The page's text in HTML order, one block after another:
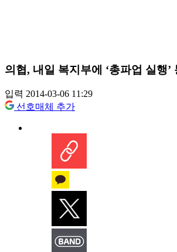
의협, 내일 복지부에 ‘총파업 실행’
입력 2014-03-06 11:29
선호매체 추가